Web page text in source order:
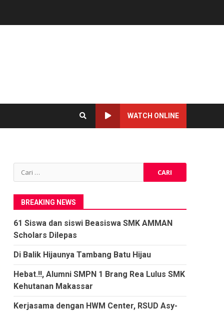
WATCH ONLINE
Cari
untuk:
BREAKING NEWS
61 Siswa dan siswi Beasiswa SMK AMMAN
Scholars Dilepas
Di Balik Hijaunya Tambang Batu Hijau
Hebat.!!, Alumni SMPN 1 Brang Rea Lulus SMK
Kehutanan Makassar
Kerjasama dengan HWM Center, RSUD Asy-